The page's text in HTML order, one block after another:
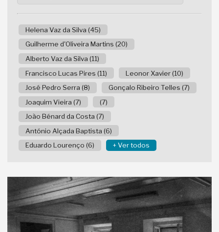
Helena Vaz da Silva (45)
Guilherme d'Oliveira Martins (20)
Alberto Vaz da Silva (11)
Francisco Lucas Pires (11)
Leonor Xavier (10)
José Pedro Serra (8)
Gonçalo Ribeiro Telles (7)
Joaquim Vieira (7)
(7)
João Bénard da Costa (7)
António Alçada Baptista (6)
Eduardo Lourenço (6)
+ Ver todos